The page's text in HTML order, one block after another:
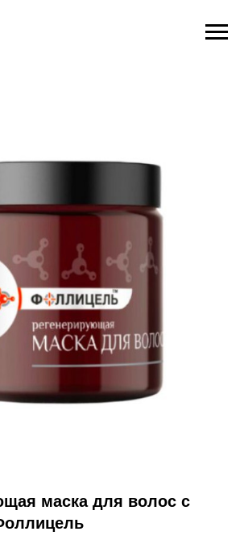
маска для волос с